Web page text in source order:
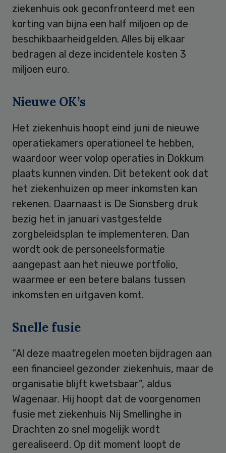
ziekenhuis ook geconfronteerd met een
korting van bijna een half miljoen op de
beschikbaarheidgelden. Alles bij elkaar
bedragen al deze incidentele kosten 3
miljoen euro.
Nieuwe OK’s
Het ziekenhuis hoopt eind juni de nieuwe
operatiekamers operationeel te hebben,
waardoor weer volop operaties in Dokkum
plaats kunnen vinden. Dit betekent ook dat
het ziekenhuizen op meer inkomsten kan
rekenen. Daarnaast is De Sionsberg druk
bezig het in januari vastgestelde
zorgbeleidsplan te implementeren. Dan
wordt ook de personeelsformatie
aangepast aan het nieuwe portfolio,
waarmee er een betere balans tussen
inkomsten en uitgaven komt.
Snelle fusie
“Al deze maatregelen moeten bijdragen aan
een financieel gezonder ziekenhuis, maar de
organisatie blijft kwetsbaar”, aldus
Wagenaar. Hij hoopt dat de voorgenomen
fusie met ziekenhuis Nij Smellinghe in
Drachten zo snel mogelijk wordt
gerealiseerd. Op dit moment loopt de